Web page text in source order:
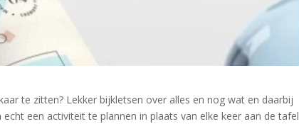
te zitten? Lekker bijkletsen over alles en nog wat en daarbij
een activiteit te plannen in plaats van elke keer aan de tafel